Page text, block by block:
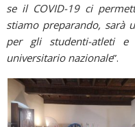
se il COVID-19 ci
stiamo preparando, sarà
per gli studenti-atleti
universitario nazionale”.